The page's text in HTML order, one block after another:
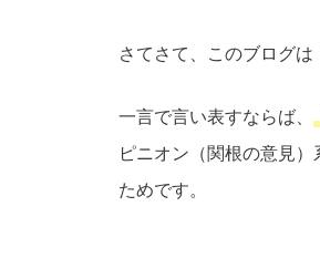
さてさて、このブログ
一言で言い表すならば、
ピニオン（関根の意見
ためです。